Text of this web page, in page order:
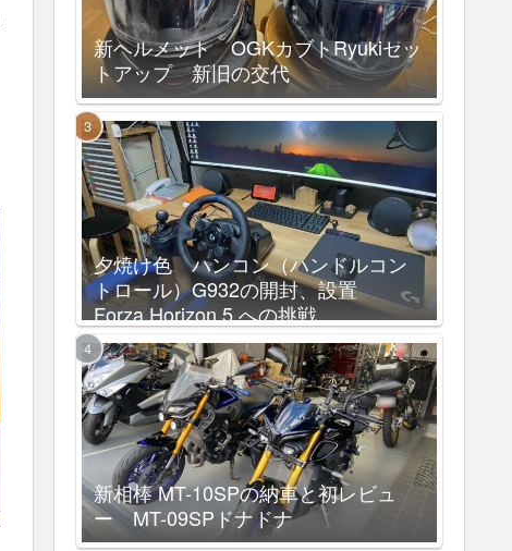
新ヘルメット OGKカブトRyukiセッ
トアップ 新旧の交代
夕焼け色 ハンコン（ハンドルコン
トロール）G932の開封、設置
Forza Horizon 5 への挑戦
新相棒 MT-10SPの納車と初レビュ
ー MT-09SPドナドナ